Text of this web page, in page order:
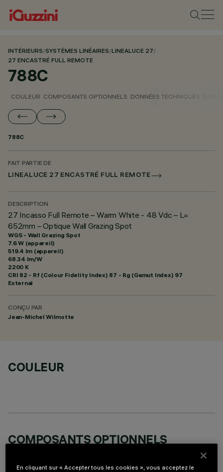
INTÉRIEURS/SYSTÈMES LINÉAIRES/LINEALUCE 27/
27 ENCASTRÉ FULL REMOTE
788C
COULEUR COMPOSANTS OPTIONNELS DONNÉES TECHNIQUES
788C
FAIT PARTIE DE
LINEALUCE 27 ENCASTRÉ FULL REMOTE
DESCRIPTION
27 Incasso Full Remote – Warm White - 48 Vdc – L=
652mm – Optique Wall Grazing Spot
WGS - Wall Grazing Spot
7.6 W (appareil)
519.4 lm (appareil)
68.34 lm/W
2200 K
CRI 82 - Rf (Colour Fidelity Index) 87 - Rg (Gamut Index) 97
External
CONÇU PAR
Jean-Michel Wilmotte
COULEUR
COMPOSANTS OPTIONNELS
En cliquant sur « Accepter tous les cookies », vous acceptez le